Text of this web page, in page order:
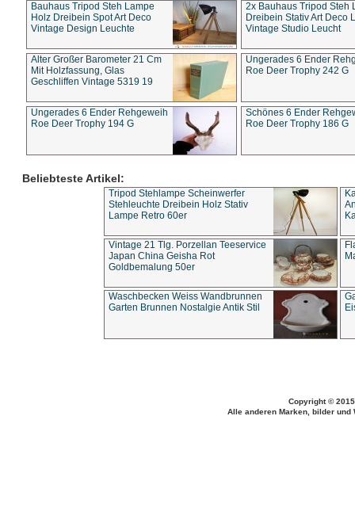
Bauhaus Tripod Steh Lampe
Holz Dreibein Spot Art Deco
Vintage Design Leuchte
2x Bauhaus Tripod Steh
Dreibein Stativ Art Deco
Vintage Studio Leucht
Alter Großer Barometer 21 Cm
Mit Holzfassung, Glas
Geschliffen Vintage 5319 19
Ungerades 6 Ender
Roe Deer Trophy 242 G
Ungerades 6 Ender Rehgeweih
Roe Deer Trophy 194 G
Schönes 6 Ender
Roe Deer Trophy 186 G
Beliebteste Artikel:
Tripod Stehlampe Scheinwerfer
Stehleuchte Dreibein Holz Stativ
Lampe Retro 60er
Vintage 21 Tlg. Porzellan Teeservice
Japan China Geisha Rot
Goldbemalung 50er
Waschbecken Weiss Wandbrunnen
Garten Brunnen Nostalgie Antik Stil
Copyright ©
Alle anderen Marken, bilder und